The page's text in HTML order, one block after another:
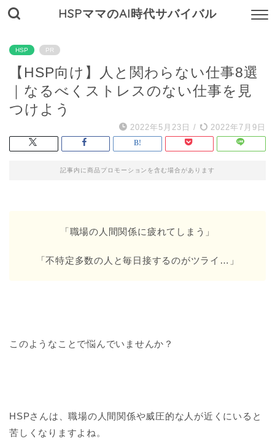
HSPママのAI時代サバイバル
HSP PR
【HSP向け】人と関わらない仕事8選
｜なるべくストレスのない仕事を見
つけよう
2022年5月23日 / 2022年7月9日
記事内に商品プロモーションを含む場合があります
「職場の人間関係に疲れてしまう」
「不特定多数の人と毎日接するのがツライ…」
このようなことで悩んでいませんか？
HSPさんは、職場の人間関係や威圧的な人が近くにいると
苦しくなりますよね。